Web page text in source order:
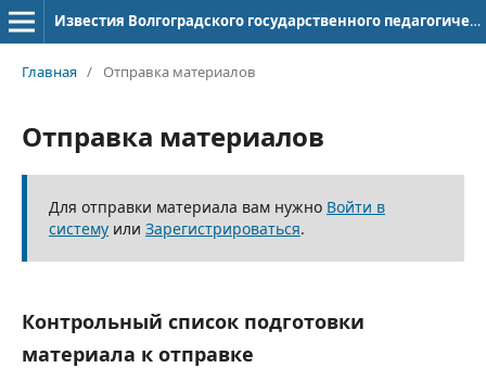
Известия Волгоградского государственного педагогического университета
Главная / Отправка материалов
Отправка материалов
Для отправки материала вам нужно Войти в
системуили Зарегистрироваться.
Контрольный список подготовки
материала к отправке